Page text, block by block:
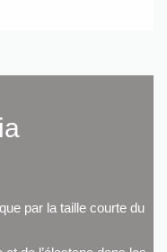
par la taille courte du